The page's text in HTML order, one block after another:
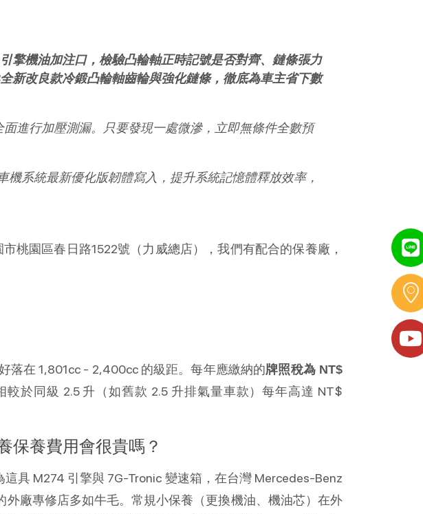
擎機油加注口，檢驗凸輪軸正時記號是否對齊、鏈條張力
新改良款冷鍛凸輪軸齒輪與強化鏈條，徹底為車主省下數
進行加壓測漏。只要發現一處微滲，立即無條件全數預
機系統最新優化版韌體寫入，提升系統記憶體釋放效率，
桃園區春日路1522號（力威總店），我們有配合的保養廠，
落在 1,801cc - 2,400cc 的級距。每年應繳納的牌照稅為 NT$
較於同級 2.5 升（如舊款 2.5 升排氣量車款）每年高達 NT$
保養費用會很貴嗎？
具 M274 引擎與 7G-Tronic 變速箱，在台灣 Mercedes-Benz
廠專修店多如牛毛。常規小保養（更換機油、機油芯）在外